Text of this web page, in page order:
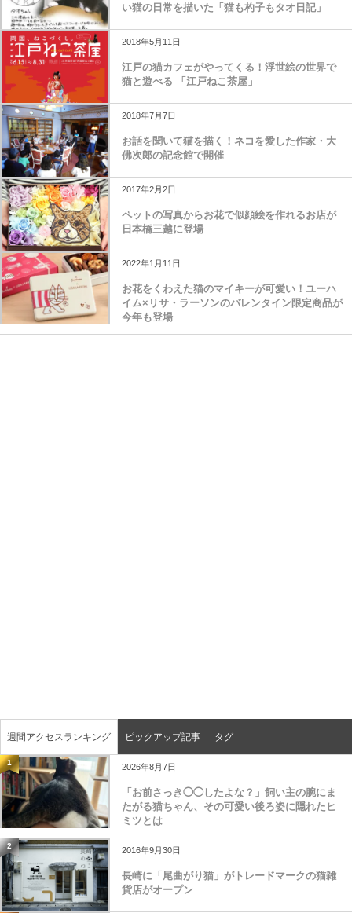
い猫の日常を描いた「猫も杓子もタオ日記」
2018年5月11日
江戸の猫カフェがやってくる！浮世絵の世界で
猫と遊べる 「江戸ねこ茶屋」
2018年7月7日
お話を聞いて猫を描く！ネコを愛した作家・大
佛次郎の記念館で開催
2017年2月2日
ペットの写真からお花で似顔絵を作れるお店が
日本橋三越に登場
2022年1月11日
お花をくわえた猫のマイキーが可愛い！ユーハ
イム×リサ・ラーソンのバレンタイン限定商品が
今年も登場
週間アクセスランキング ピックアップ記事 タグ
1 2026年8月7日
「お前さっき◯◯したよな？」飼い主の腕にま
たがる猫ちゃん、その可愛い後ろ姿に隠れたヒ
ミツとは
2 2016年9月30日
長崎に「尾曲がり猫」がトレードマークの猫雑
貨店がオープン